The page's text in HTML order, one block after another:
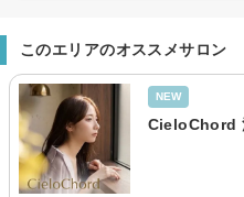
このエリアのオススメサロン
NEW
CieloChord